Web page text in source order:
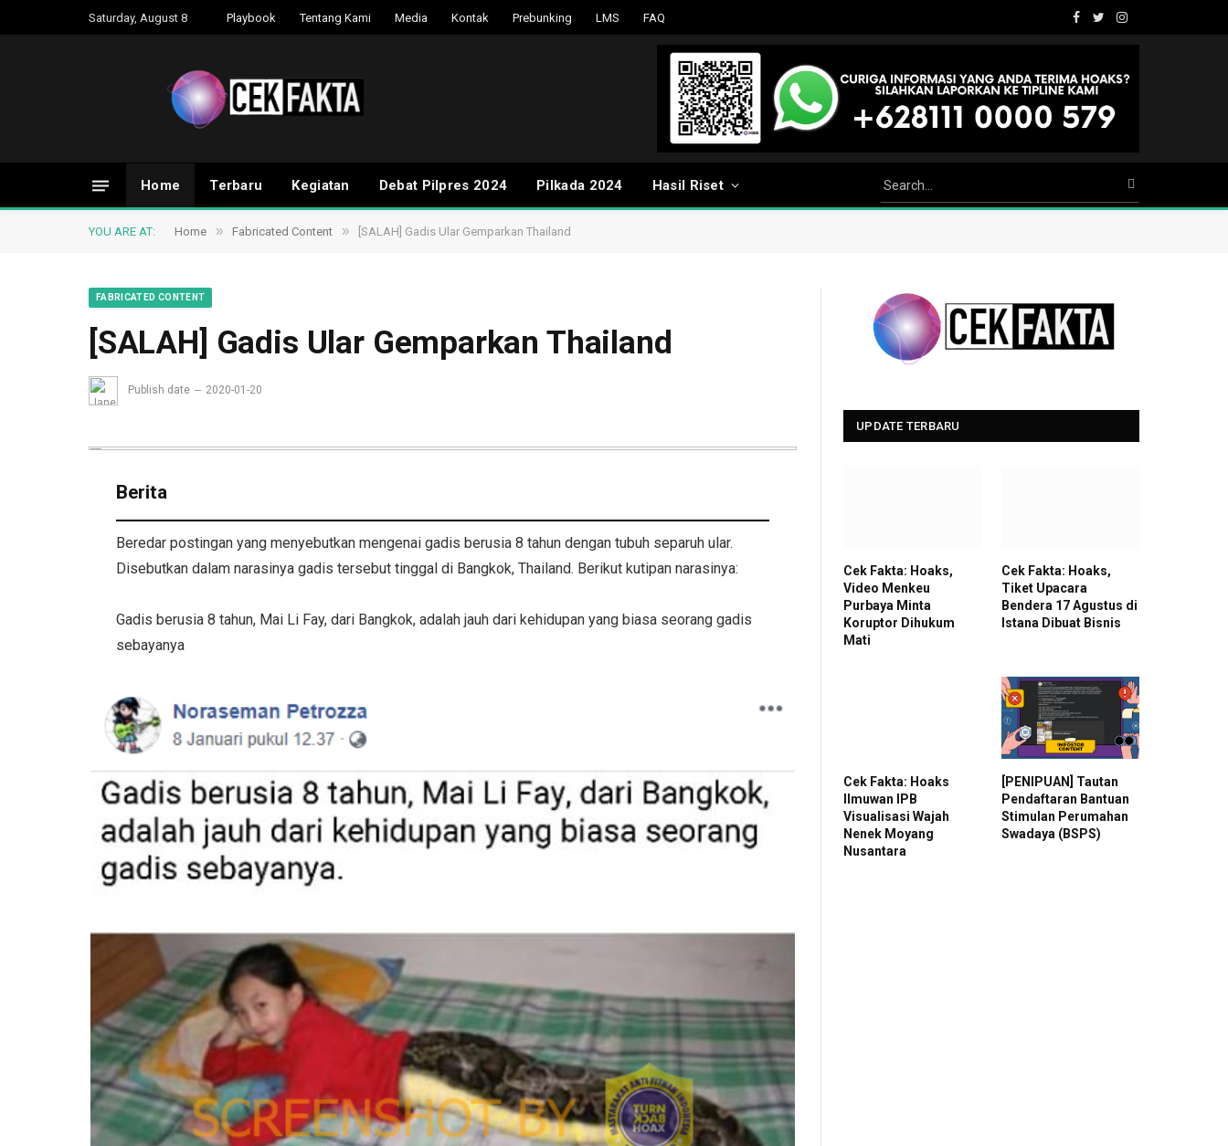
Saturday, August 8 Playbook Tentang Kami Media Kontak Prebunking LMS FAQ
Facebook
TwitterInstagram
Home Terbaru Kegiatan Debat Pilpres 2024 Pilkada 2024 Hasil Riset
YOU ARE AT: Home » Fabricated Content » [SALAH] Gadis Ular Gemparkan Thailand
FABRICATED CONTENT
[SALAH] Gadis Ular Gemparkan Thailand
Publish date 2020-01-20
Berita
Beredar postingan yang menyebutkan mengenai gadis berusia 8 tahun dengan tubuh separuh ular.
Disebutkan dalam narasinya gadis tersebut tinggal di Bangkok, Thailand. Berikut kutipan narasinya:
Gadis berusia 8 tahun, Mai Li Fay, dari Bangkok, adalah jauh dari kehidupan yang biasa seorang gadis
sebayanya
UPDATE TERBARU
Cek Fakta: Hoaks,
Video Menkeu
Purbaya Minta
Koruptor Dihukum
Mati
Cek Fakta: Hoaks,
Tiket Upacara
Bendera 17 Agustus di
Istana Dibuat Bisnis
Cek Fakta: Hoaks
Ilmuwan IPB
Visualisasi Wajah
Nenek Moyang
Nusantara
[PENIPUAN] Tautan
Pendaftaran Bantuan
Stimulan Perumahan
Swadaya (BSPS)